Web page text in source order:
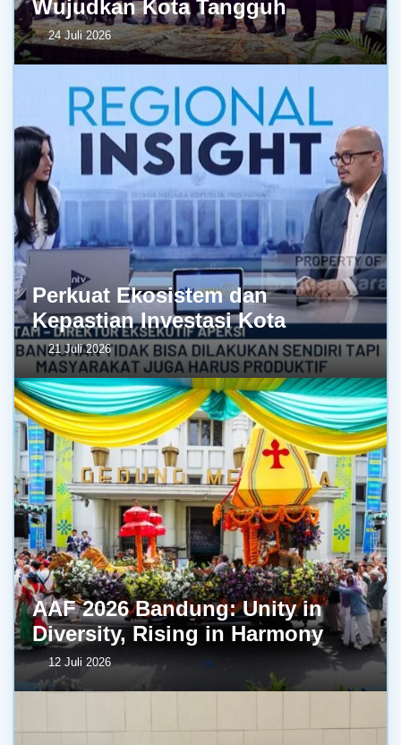
Wujudkan Kota Tangguh
24 Juli 2026
Perkuat Ekosistem dan
Kepastian Investasi Kota
21 Juli 2026
AAF 2026 Bandung: Unity in
Diversity, Rising in Harmony
12 Juli 2026